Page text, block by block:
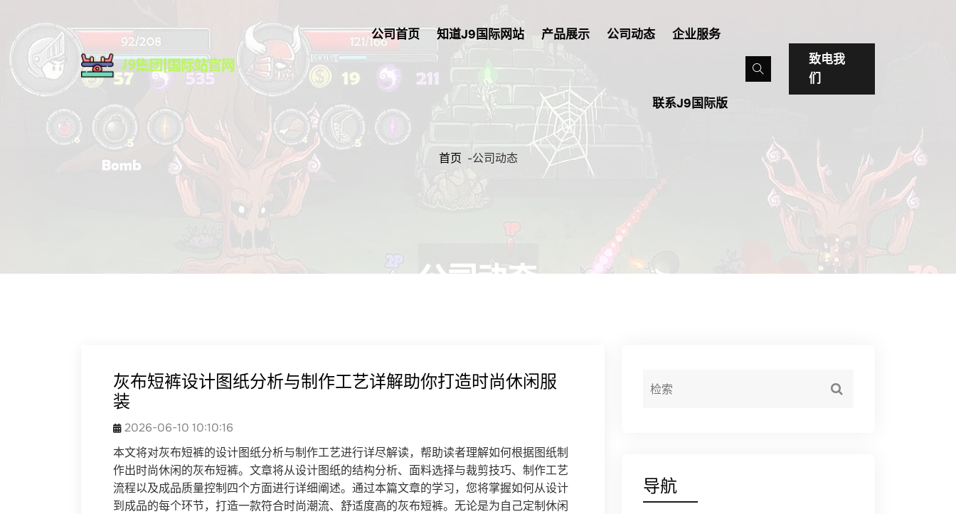
公司首页 知道J9国际网站 产品展示 公司动态 企业服务
联系J9国际版
致电我
们
首页 -公司动态
灰布短裤设计图纸分析与制作工艺详解助你打造时尚休闲服
装
2026-06-10 10:10:16
本文将对灰布短裤的设计图纸分析与制作工艺进行详尽解读，帮助读者理解如何根据图纸制
作出时尚休闲的灰布短裤。文章将从设计图纸的结构分析、面料选择与裁剪技巧、制作工艺
流程以及成品质量控制四个方面进行详细阐述。通过本篇文章的学习，您将掌握如何从设计
到成品的每个环节，打造一款符合时尚潮流、舒适度高的灰布短裤。无论是为自己定制休闲
导航